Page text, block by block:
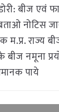
बीज एवं
नोटिस
राज्य
बीज नमूना
पाये